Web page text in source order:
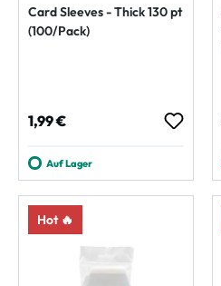
Card Sleeves - Thick 130 pt
(100/Pack)
Regulärer Preis:
1,99 €
Auf Lager
Hot 🔥